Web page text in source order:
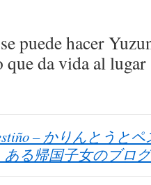
puede hacer
que da vida al
– かりんとうと
ある帰国子女のブログ